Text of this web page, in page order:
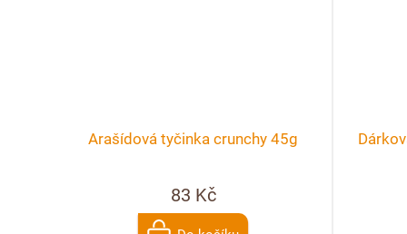
Arašídová tyčinka crunchy 45g
83 Kč